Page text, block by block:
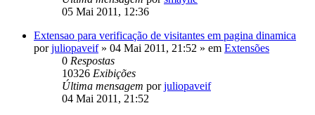
05 Mai 2011, 12:36
Extensao para verificação de visitantes em pagina dinamica
porjuliopaveif» 04 Mai 2011, 21:52 » em Extensões
0 Respostas
10326 Exibições
Última mensagem porjuliopaveif
04 Mai 2011, 21:52